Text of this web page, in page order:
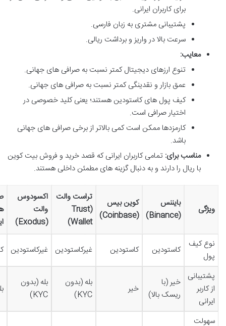
برای کاربران ایرانی.
پشتیبانی مشتری به زبان فارسی.
سرعت بالا در واریز و برداشت ریالی.
معایب:
تنوع ارزهای دیجیتال کمتر نسبت به صرافی های جهانی.
عمق بازار و نقدینگی کمتر نسبت به صرافی های جهانی.
کیف پول های کاستودین هستند؛ یعنی کلید خصوصی در
اختیار صرافی است.
کارمزدها ممکن است کمی بالاتر از برخی صرافی های جهانی
باشد.
مناسب برای: تمامی کاربران ایرانی که قصد خرید و فروش بیت کوین
با ریال را دارند و به دنبال گزینه های مطمئن داخلی هستند.
ویژگی
بایننس
(Binance)
کوین بیس
(Coinbase)
تراست والت
(Trust
Wallet)
اکسودوس
والت
(Exodus)
نوع کیف
پول
کاستودین کاستودین غیرکاستودین غیرکاستودین
پشتیبانی
از کاربر
ایرانی
خیر (با
ریسک بالا)
خیر
بله (بدون
KYC)
بله (بدون
KYC)
سهولت